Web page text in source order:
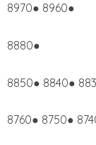
8970● 8960●
8880●
8850● 8840●
8760● 8750●